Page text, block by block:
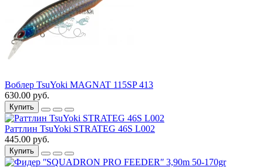
Воблер TsuYoki MAGNAT 115SP 413
630.00 руб.
Купить
Раттлин TsuYoki STRATEG 46S L002
445.00 руб.
Купить